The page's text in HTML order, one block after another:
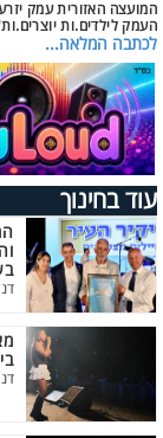
המועצה האזורית עמק
העמק לילדים.ות
לכתבה המלאה...
עוד בחינוך
דני
דני